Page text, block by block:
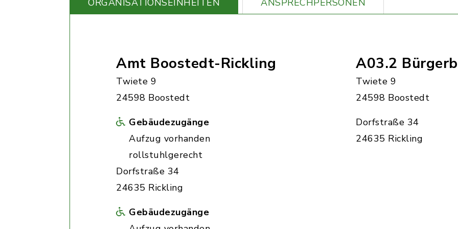
ORGANISATIONS­EINHEITEN ANSPRECHPERSONEN
Amt Boostedt-Rickling
Twiete 9
24598 Boostedt
Gebäudezugänge
Aufzug vorhanden
rollstuhlgerecht
Dorfstraße 34
24635 Rickling
Gebäudezugänge
A03.2
Twiete 9
24598 Boostedt
Dorfstraße 34
24635 Rickling